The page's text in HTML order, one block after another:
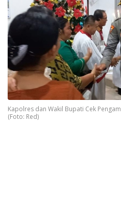
Kapolres dan Wakil Bupati Cek
(Foto: Red)